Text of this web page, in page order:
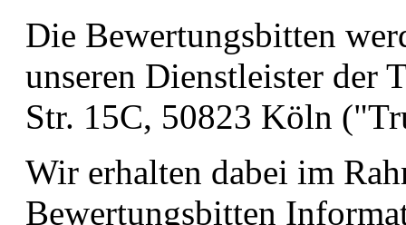
Die Bewertungsbitten
unseren Dienstleister der
Str. 15C, 50823 Köln
Wir erhalten dabei im
Bewertungsbitten